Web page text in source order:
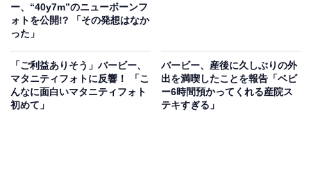
ー、“40y7m”のニューボーンフ
ォトを公開!? 「その発想はなか
った」
「ご利益ありそう」バービー、
マタニティフォトに反響！ 「こ
んなに面白いマタニティフォト
初めて」
バービー、産後に久しぶりの外
出を満喫したことを報告「ベビ
ー6時間預かってくれる産院ス
テキすぎる」